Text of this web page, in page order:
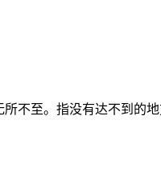
不至。指没有达不到的